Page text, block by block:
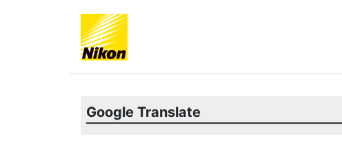
Google Translate